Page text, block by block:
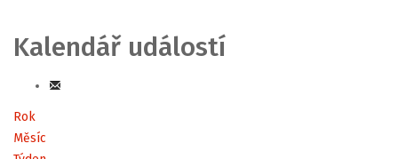
Kalendář událostí
Rok
Měsíc